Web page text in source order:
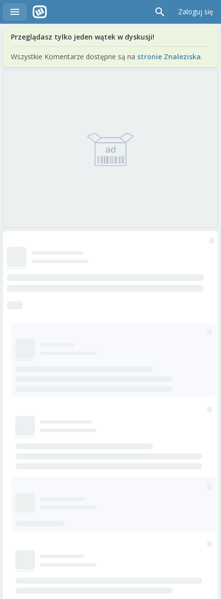
Zaloguj się
Przeglądasz tylko jeden wątek w dyskusji!
Wszystkie Komentarze dostępne są na stronie Znaleziska.